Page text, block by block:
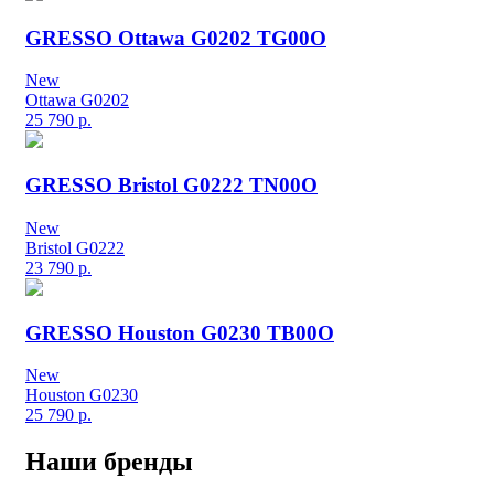
GRESSO Ottawa G0202 TG00O
New
Ottawa G0202
25 790 р.
GRESSO Bristol G0222 TN00O
New
Bristol G0222
23 790 р.
GRESSO Houston G0230 TB00O
New
Houston G0230
25 790 р.
Наши бренды